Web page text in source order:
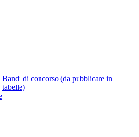
Bandi di concorso (da pubblicare in
tabelle)